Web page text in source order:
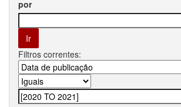
por
Filtros correntes: